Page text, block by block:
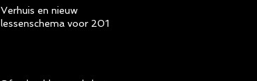
Verhuis en nieuw
lessenschema voor 2018